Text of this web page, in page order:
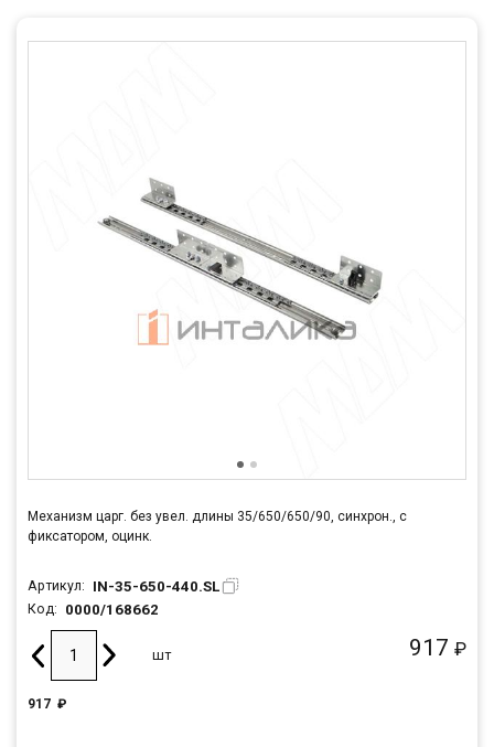
Механизм царг. без увел. длины 35/650/650/90, синхрон., с
фиксатором, оцинк.
Артикул: IN-35-650-440.SL
Код: 0000/168662
917 ₽
шт
917 ₽